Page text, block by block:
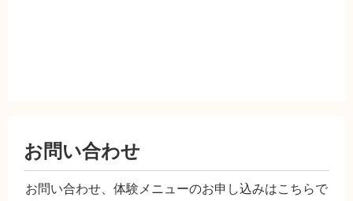
お問い合わせ
お問い合わせ、体験メニューのお申し込みはこちらで